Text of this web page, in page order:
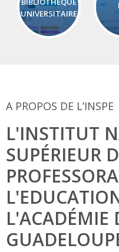
UNIVERSITAIRE
A PROPOS DE L’INSPE
L'INSTITUT
SUPÉRIEUR
L'ACADÉMIE